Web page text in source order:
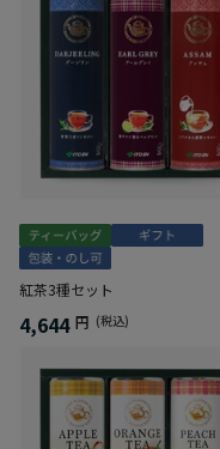
紅茶3種セット
4,644 円 (税込)